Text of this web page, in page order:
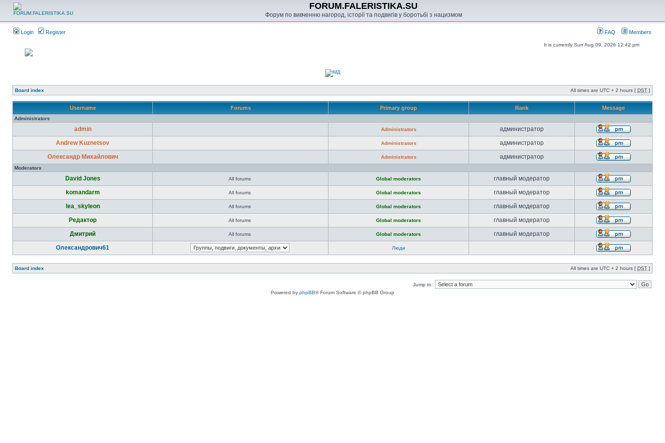
FORUM.FALERISTIKA.SU
Форум по вивченню нагород, історії та подвигів у боротьбі з нацизмом
Login Register FAQ Members
It is currently Sun Aug 09, 2026 12:42 pm
Board index All times are UTC + 2 hours [ DST ]
Username Forums Primary group Rank Message
Administrators
admin Administrators
администратор
Andrew Kuznetsov
Administrators
администратор
Олександр Михайлович
Administrators администратор
Moderators
David Jones All forums Global moderators
главный модератор
komandarm
All forums Global moderators
главный модератор
lea_skyleon
All forums Global moderators
главный модератор
Редактор
All forums Global moderators
главный модератор
Дмитрий
All forums Global moderators
главный модератор
Олександрович61
Люди
Board index All times are UTC + 2 hours [ DST ]
Jump to:
Powered by phpBB® Forum Software © phpBB Group